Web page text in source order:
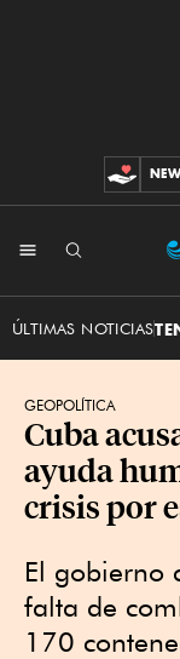
ÚLTIMAS NOTICIAS
GEOPOLÍTICA
Cuba
ayuda
crisis por
El gobierno
falta de
170